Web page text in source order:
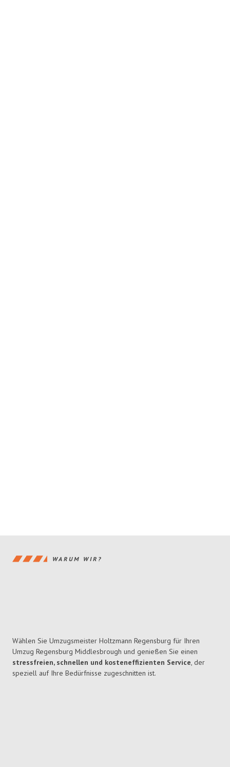
WARUM WIR?
Wählen Sie Umzugsmeister Holtzmann Regensburg für Ihren
Umzug Regensburg Middlesbrough und genießen Sie einen
stressfreien, schnellen und kosteneffizienten Service, der
speziell auf Ihre Bedürfnisse zugeschnitten ist.